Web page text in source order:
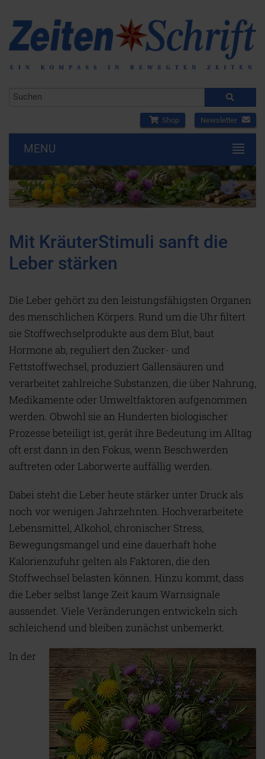
Shop Newsletter
MENU
Mit KräuterStimuli sanft die
Leber stärken
Die Leber gehört zu den leistungsfähigsten Organen
des menschlichen Körpers. Rund um die Uhr filtert
sie Stoffwechselprodukte aus dem Blut, baut
Hormone ab, reguliert den Zucker- und
Fettstoffwechsel, produziert Gallensäuren und
verarbeitet zahlreiche Substanzen, die über Nahrung,
Medikamente oder Umweltfaktoren aufgenommen
werden. Obwohl sie an Hunderten biologischer
Prozesse beteiligt ist, gerät ihre Bedeutung im Alltag
oft erst dann in den Fokus, wenn Beschwerden
auftreten oder Laborwerte auffällig werden.
Dabei steht die Leber heute stärker unter Druck als
noch vor wenigen Jahrzehnten. Hochverarbeitete
Lebensmittel, Alkohol, chronischer Stress,
Bewegungsmangel und eine dauerhaft hohe
Kalorienzufuhr gelten als Faktoren, die den
Stoffwechsel belasten können. Hinzu kommt, dass
die Leber selbst lange Zeit kaum Warnsignale
aussendet. Viele Veränderungen entwickeln sich
schleichend und bleiben zunächst unbemerkt.
In der